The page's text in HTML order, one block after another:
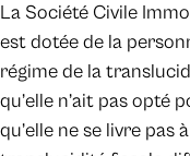
La Société Civile
est dotée de la
régime de la
qu’elle n’ait pas opté
qu’elle ne se livre pas